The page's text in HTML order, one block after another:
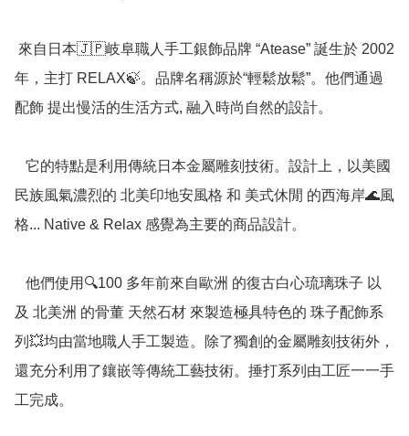
年，主打 RELAX🍃。品牌名稱源於“輕鬆放鬆”。他們通過
配飾 提出慢活的生活方式, 融入時尚自然的設計。
民族風氣濃烈的 北美印地安風格 和 美式休閒 的西海岸🌊風
格... Native & Relax 感覺為主要的商品設計。
及 北美洲 的骨董 天然石材 來製造極具特色的 珠子配飾系
列💥均由當地職人手工製造。除了獨創的金屬雕刻技術外，
還充分利用了鑲嵌等傳統工藝技術。捶打系列由工匠一一手
工完成。